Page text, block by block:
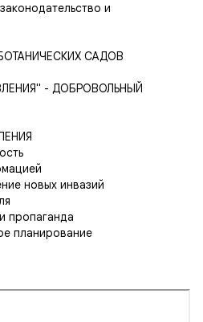
и
САДОВ
- ДОБРОВОЛЬНЫЙ
новых инвазий
пропаганда
планирование